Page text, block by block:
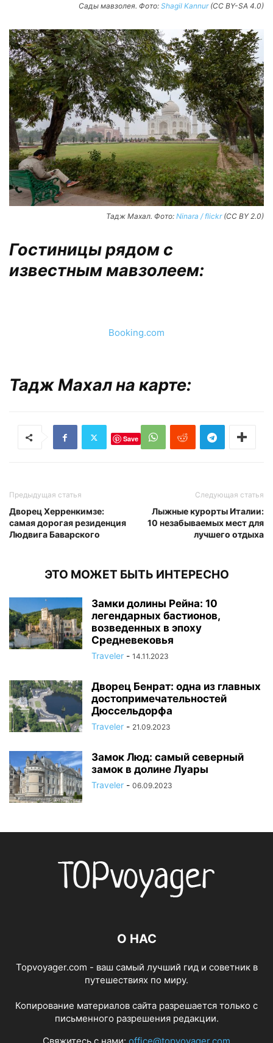
Сады мавзолея. Фото: Shagil Kannur(CC BY-SA 4.0)
Тадж Махал. Фото: Ninara / flickr(CC BY 2.0)
Гостиницы рядом с
известным мавзолеем:
Booking.com
Тадж Махал на карте:
Save
Предыдущая статья
Дворец Херренкимзе:
самая дорогая резиденция
Людвига Баварского
Следующая статья
Лыжные курорты Италии:
10 незабываемых мест для
лучшего отдыха
ЭТО МОЖЕТ БЫТЬ ИНТЕРЕСНО
Замки долины Рейна: 10
легендарных бастионов,
возведенных в эпоху
Средневековья
Traveler - 14.11.2023
Дворец Бенрат: одна из главных
достопримечательностей
Дюссельдорфа
Traveler - 21.09.2023
Замок Люд: самый северный
замок в долине Луары
Traveler - 06.09.2023
О НАС
Topvoyager.com - ваш самый лучший гид и советник в
путешествиях по миру.
Копирование материалов сайта разрешается только с
письменного разрешения редакции.